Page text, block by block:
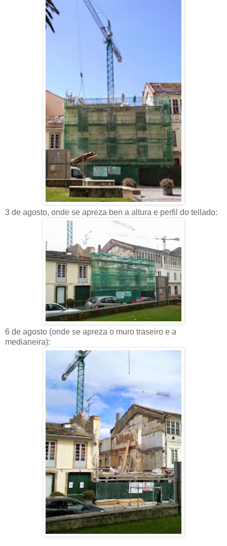
3 de agosto, onde se apreza ben a altura e perfil do tellado:
6 de agosto (onde se apreza o muro traseiro e a
medianeira):